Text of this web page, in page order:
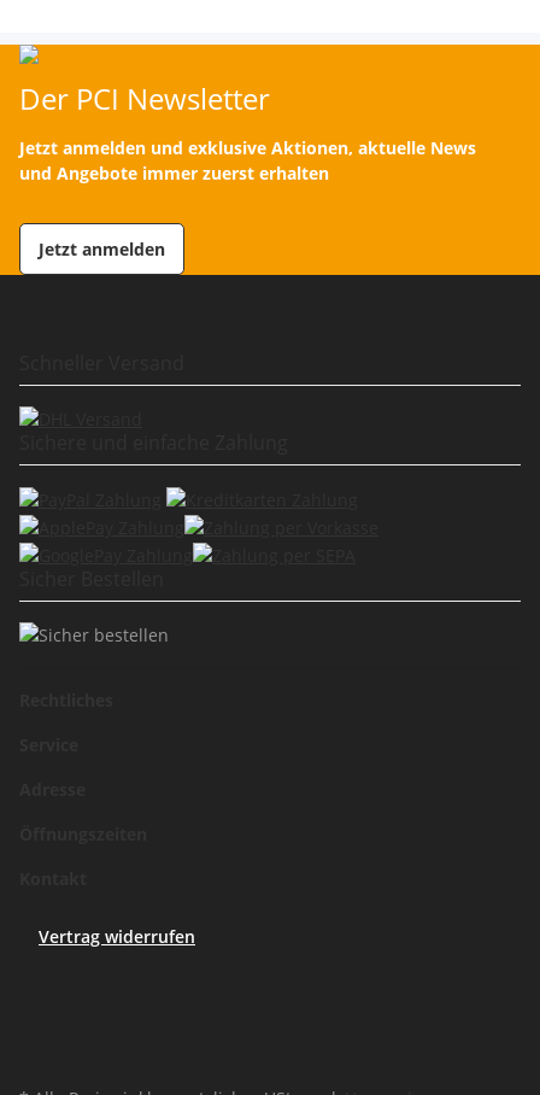
Der PCI Newsletter
Jetzt anmelden und exklusive Aktionen, aktuelle News
und Angebote immer zuerst erhalten
Jetzt anmelden
Vertrag widerrufen